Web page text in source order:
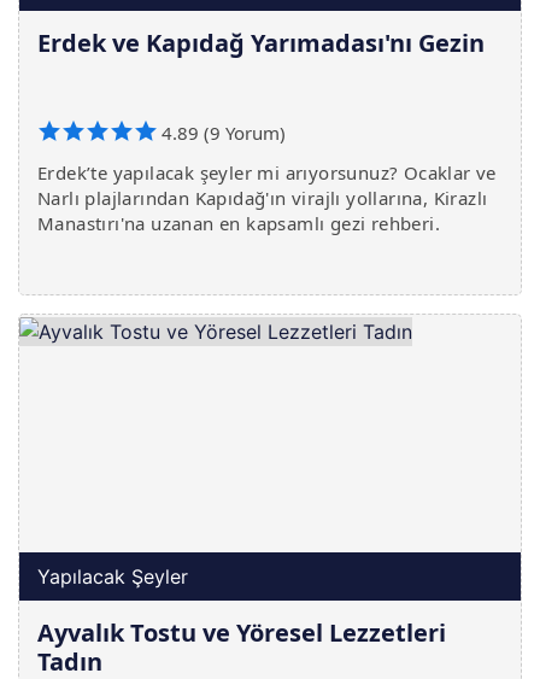
Erdek ve Kapıdağ Yarımadası'nı Gezin
4.89 (9 Yorum)
Erdek’te yapılacak şeyler mi arıyorsunuz? Ocaklar ve
Narlı plajlarından Kapıdağ'ın virajlı yollarına, Kirazlı
Manastırı'na uzanan en kapsamlı gezi rehberi.
Yapılacak Şeyler
Ayvalık Tostu ve Yöresel Lezzetleri
Tadın